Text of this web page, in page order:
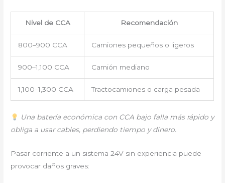
Nivel de CCA Recomendación
800–900 CCA Camiones pequeños o ligeros
900–1,100 CCA Camión mediano
1,100–1,300 CCA Tractocamiones o carga pesada
Una batería económica con CCA bajo falla más rápido y
obliga a usar cables, perdiendo tiempo y dinero.
Pasar corriente a un sistema 24V sin experiencia puede
provocar daños graves: